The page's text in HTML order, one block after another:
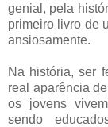
genial, pela
primeiro livro de
ansiosamente.
Na história, ser
real aparência
os jovens
sendo